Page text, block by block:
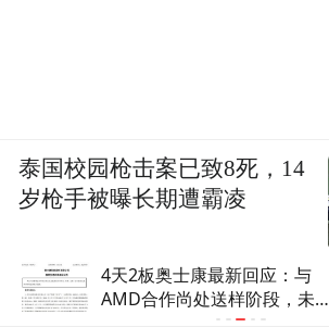
4天2板奥士康最新回应：与
AMD合作尚处送样阶段，未与
英伟达、谷歌开展订单合作
泰国校园枪击案已致8死，14
岁枪手被曝长期遭霸凌